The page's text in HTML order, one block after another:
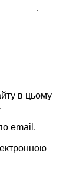
в цьому
email.